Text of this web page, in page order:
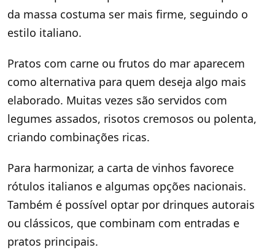
da massa costuma ser mais firme, seguindo o
estilo italiano.
Pratos com carne ou frutos do mar aparecem
como alternativa para quem deseja algo mais
elaborado. Muitas vezes são servidos com
legumes assados, risotos cremosos ou polenta,
criando combinações ricas.
Para harmonizar, a carta de vinhos favorece
rótulos italianos e algumas opções nacionais.
Também é possível optar por drinques autorais
ou clássicos, que combinam com entradas e
pratos principais.